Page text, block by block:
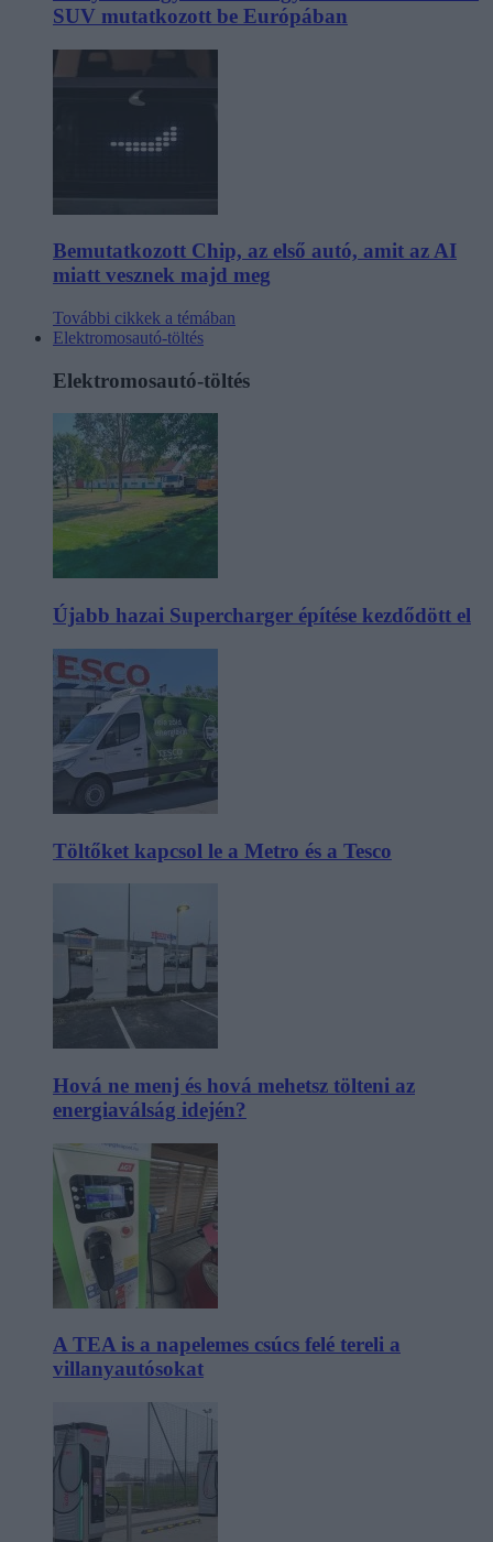
SUV mutatkozott be Európában
Bemutatkozott Chip, az első autó, amit az AI
miatt vesznek majd meg
További cikkek a témában
Elektromosautó-töltés
Elektromosautó-töltés
Újabb hazai Supercharger építése kezdődött el
Töltőket kapcsol le a Metro és a Tesco
Hová ne menj és hová mehetsz tölteni az
energiaválság idején?
A TEA is a napelemes csúcs felé tereli a
villanyautósokat